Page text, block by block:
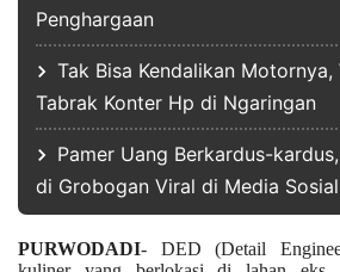
Penghargaan
Tak Bisa Kendalikan Motornya,
Tabrak Konter Hp di Ngaringan
Pamer Uang Berkardus-
di Grobogan Viral di Media Sosial
PURWODADI- DED (Detail